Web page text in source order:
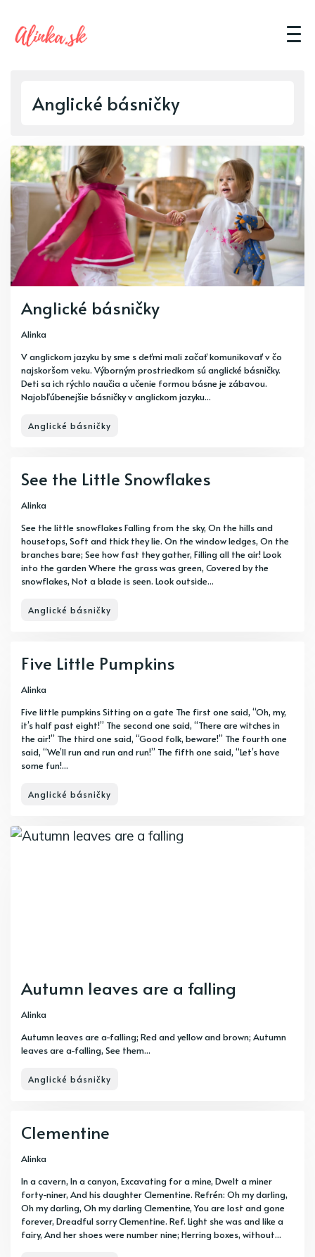
Anglické básničky
Anglické básničky
Alinka
V anglickom jazyku by sme s deťmi mali začať komunikovať v čo
najskoršom veku. Výborným prostriedkom sú anglické básničky.
Deti sa ich rýchlo naučia a učenie formou básne je zábavou.
Najobľúbenejšie básničky v anglickom jazyku...
Anglické básničky
See the Little Snowflakes
Alinka
See the little snowflakes Falling from the sky, On the hills and
housetops, Soft and thick they lie. On the window ledges, On the
branches bare; See how fast they gather, Filling all the air! Look
into the garden Where the grass was green, Covered by the
snowflakes, Not a blade is seen. Look outside...
Anglické básničky
Five Little Pumpkins
Alinka
Five little pumpkins Sitting on a gate The first one said, “Oh, my,
it’s half past eight!” The second one said, “There are witches in
the air!” The third one said, “Good folk, beware!” The fourth one
said, “We’ll run and run and run!” The fifth one said, “Let’s have
some fun!...
Anglické básničky
Autumn leaves are a falling
Alinka
Autumn leaves are a-falling; Red and yellow and brown; Autumn
leaves are a-falling, See them...
Anglické básničky
Clementine
Alinka
In a cavern, In a canyon, Excavating for a mine, Dwelt a miner
forty-niner, And his daughter Clementine. Refrén: Oh my darling,
Oh my darling, Oh my darling Clementine, You are lost and gone
forever, Dreadful sorry Clementine. Ref. Light she was and like a
fairy, And her shoes were number nine; Herring boxes, without...